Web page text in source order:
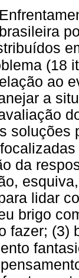
(18
ao
a
soluções
da
lidar
brigo
fazer; (3)